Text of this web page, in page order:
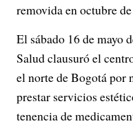
removida en octubre
El sábado 16 de mayo
Salud clausuró el
el norte de Bogotá por
prestar servicios
tenencia de